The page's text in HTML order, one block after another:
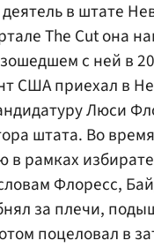
в штате
The Cut она
с ней в
США приехал в
Люси
штата. Во
в рамках
Флоресс,
за плечи,
поцеловал в